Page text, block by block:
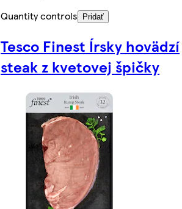
Quantity controls
Pridať
Tesco Finest Írsky hovädzí
steak z kvetovej špičky